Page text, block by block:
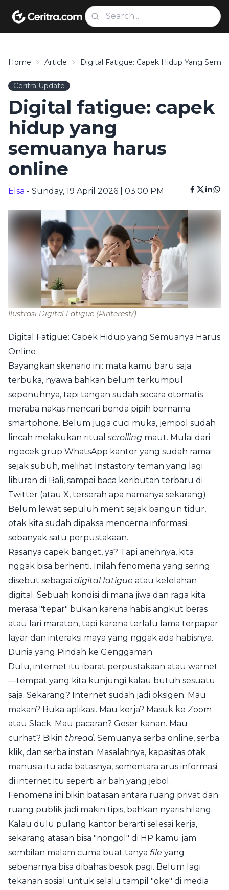
Home Article Digital Fatigue: Capek Hidup Yang
Ceritra Update
Digital fatigue: capek
hidup yang
semuanya harus
online
Elsa - Sunday, 19 April 2026 | 03:00 PM
Ilustrasi Digital Fatigue (Pinterest/)
Digital Fatigue: Capek Hidup yang Semuanya Harus
Online
Bayangkan skenario ini: mata kamu baru saja
terbuka, nyawa bahkan belum terkumpul
sepenuhnya, tapi tangan sudah secara otomatis
meraba nakas mencari benda pipih bernama
smartphone. Belum juga cuci muka, jempol sudah
lincah melakukan ritual scrolling maut. Mulai dari
ngecek grup WhatsApp kantor yang sudah ramai
sejak subuh, melihat Instastory teman yang lagi
liburan di Bali, sampai baca keributan terbaru di
Twitter (atau X, terserah apa namanya sekarang).
Belum lewat sepuluh menit sejak bangun tidur,
otak kita sudah dipaksa mencerna informasi
sebanyak satu perpustakaan.
Rasanya capek banget, ya? Tapi anehnya, kita
nggak bisa berhenti. Inilah fenomena yang sering
disebut sebagai digital fatigue atau kelelahan
digital. Sebuah kondisi di mana jiwa dan raga kita
merasa "tepar" bukan karena habis angkut beras
atau lari maraton, tapi karena terlalu lama terpapar
layar dan interaksi maya yang nggak ada habisnya.
Dunia yang Pindah ke Genggaman
Dulu, internet itu ibarat perpustakaan atau warnet
—tempat yang kita kunjungi kalau butuh sesuatu
saja. Sekarang? Internet sudah jadi oksigen. Mau
makan? Buka aplikasi. Mau kerja? Masuk ke Zoom
atau Slack. Mau pacaran? Geser kanan. Mau
curhat? Bikin thread. Semuanya serba online, serba
klik, dan serba instan. Masalahnya, kapasitas otak
manusia itu ada batasnya, sementara arus informasi
di internet itu seperti air bah yang jebol.
Fenomena ini bikin batasan antara ruang privat dan
ruang publik jadi makin tipis, bahkan nyaris hilang.
Kalau dulu pulang kantor berarti selesai kerja,
sekarang atasan bisa "nongol" di HP kamu jam
sembilan malam cuma buat tanya file yang
sebenarnya bisa dibahas besok pagi. Belum lagi
tekanan sosial untuk selalu tampil "oke" di media